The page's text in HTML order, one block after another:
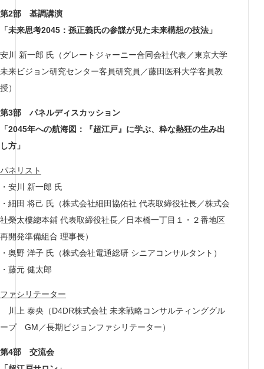
第2部 基調講演
「未来思考2045：孫正義氏の参謀が見た未来構想の技法」
安川 新一郎 氏（グレートジャーニー合同会社代表／東京大学
未来ビジョン研究センター客員研究員／藤田医科大学客員教
授）
第3部 パネルディスカッション
「2045年への航海図：『超江戸』に学ぶ、粋な熱狂の生み出
し方」
パネリスト
・安川 新一郎 氏
・細田 将己 氏（株式会社細田協佑社 代表取締役社長／株式会
社榮太樓總本鋪 代表取締役社長／日本橋一丁目１・２番地区
再開発準備組合 理事長）
・奥野 洋子 氏（株式会社電通総研 シニアコンサルタント）
・藤元 健太郎
ファシリテーター
川上 泰央（D4DR株式会社 未来戦略コンサルティンググル
ープ GM／長期ビジョンファシリテーター）
第4部 交流会